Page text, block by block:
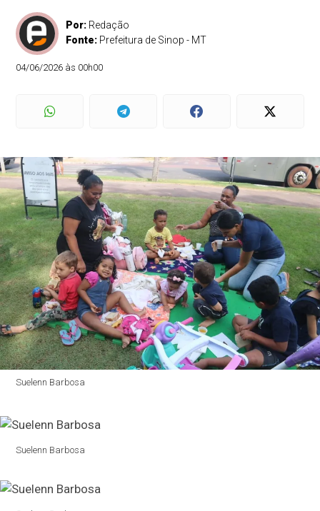
Por: Redação
Fonte: Prefeitura de Sinop - MT
04/06/2026 às 00h00
Suelenn Barbosa
Suelenn Barbosa